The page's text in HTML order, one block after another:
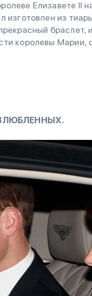
Елизавете II
изготовлен из
браслет,
королевы Марии,